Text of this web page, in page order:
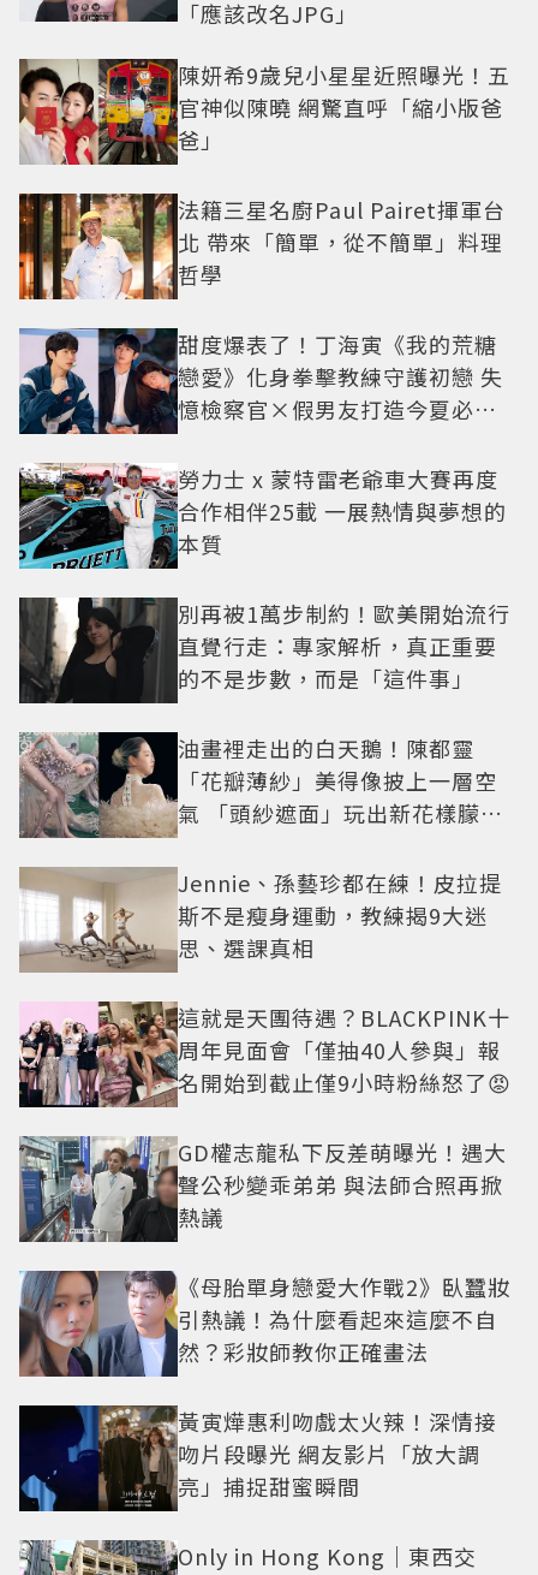
「應該改名JPG」
陳妍希9歲兒小星星近照曝光！五
官神似陳曉 網驚直呼「縮小版爸
爸」
法籍三星名廚Paul Pairet揮軍台
北 帶來「簡單，從不簡單」料理
哲學
甜度爆表了！丁海寅《我的荒糖
戀愛》化身拳擊教練守護初戀 失
憶檢察官×假男友打造今夏必看
勞力士 x 蒙特雷老爺車大賽再度
合作相伴25載 一展熱情與夢想的
本質
別再被1萬步制約！歐美開始流行
直覺行走：專家解析，真正重要
的不是步數，而是「這件事」
油畫裡走出的白天鵝！陳都靈
「花瓣薄紗」美得像披上一層空
氣 「頭紗遮面」玩出新花樣朦朧
Jennie、孫藝珍都在練！皮拉提
斯不是瘦身運動，教練揭9大迷
思、選課真相
這就是天團待遇？BLACKPINK十
周年見面會「僅抽40人參與」報
名開始到截止僅9小時粉絲怒了😡
GD權志龍私下反差萌曝光！遇大
聲公秒變乖弟弟 與法師合照再掀
熱議
《母胎單身戀愛大作戰2》臥蠶妝
引熱議！為什麼看起來這麼不自
然？彩妝師教你正確畫法
黃寅燁惠利吻戲太火辣！深情接
吻片段曝光 網友影片「放大調
亮」捕捉甜蜜瞬間
Only in Hong Kong｜東西交